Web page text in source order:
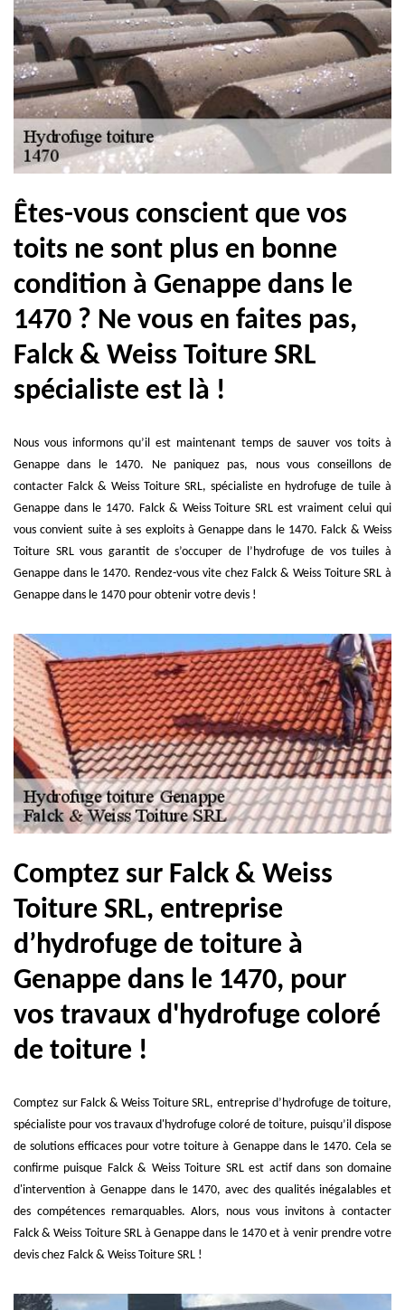
Êtes-vous conscient que vos
toits ne sont plus en bonne
condition à Genappe dans le
1470 ? Ne vous en faites pas,
Falck & Weiss Toiture SRL
spécialiste est là !
Nous vous informons qu’il est maintenant temps de sauver vos toits à
Genappe dans le 1470. Ne paniquez pas, nous vous conseillons de
contacter Falck & Weiss Toiture SRL, spécialiste en hydrofuge de tuile à
Genappe dans le 1470. Falck & Weiss Toiture SRL est vraiment celui qui
vous convient suite à ses exploits à Genappe dans le 1470. Falck & Weiss
Toiture SRL vous garantit de s’occuper de l’hydrofuge de vos tuiles à
Genappe dans le 1470. Rendez-vous vite chez Falck & Weiss Toiture SRL à
Genappe dans le 1470 pour obtenir votre devis !
Comptez sur Falck & Weiss
Toiture SRL, entreprise
d’hydrofuge de toiture à
Genappe dans le 1470, pour
vos travaux d'hydrofuge coloré
de toiture !
Comptez sur Falck & Weiss Toiture SRL, entreprise d’hydrofuge de toiture,
spécialiste pour vos travaux d'hydrofuge coloré de toiture, puisqu’il dispose
de solutions efficaces pour votre toiture à Genappe dans le 1470. Cela se
confirme puisque Falck & Weiss Toiture SRL est actif dans son domaine
d'intervention à Genappe dans le 1470, avec des qualités inégalables et
des compétences remarquables. Alors, nous vous invitons à contacter
Falck & Weiss Toiture SRL à Genappe dans le 1470 et à venir prendre votre
devis chez Falck & Weiss Toiture SRL !